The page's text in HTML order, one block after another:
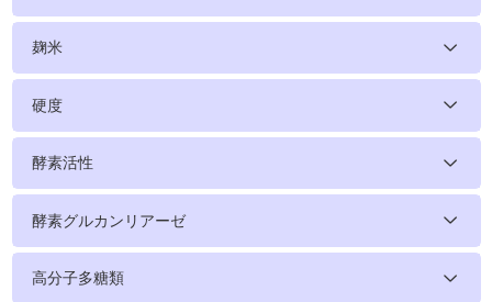
麹米
硬度
酵素活性
酵素グルカンリアーゼ
高分子多糖類